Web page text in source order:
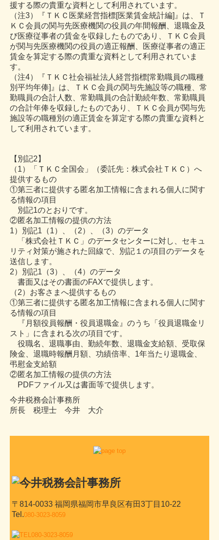
援する際の貴重な資料として利用されています。
（注3）『ＴＫＣ医業経営指標[医業賃金統計編]』は、Ｔ
ＫＣ会員の関与先医療機関の役員の年間報酬、退職金及
び医療従事者の賃金を収録したものであり、ＴＫＣ会員
が関与先医療機関の役員の適正報酬、医療従事者の適正
賃金を算定する際の貴重な資料として利用されていま
す。
（注4）『ＴＫＣ社会福祉法人経営指標[常勤職員の職種
別平均年俸]』は、ＴＫＣ会員の関与先施設等の職種、常
勤職員の合計人数、常勤職員の合計勤続年数、常勤職員
の合計年俸を収録したものであり、ＴＫＣ会員が関与先
施設等の職種別の適正賃金を算定する際の貴重な資料と
して利用されています。
【別記2】
（1）「ＴＫＣ全国会」（委託先：株式会社ＴＫＣ）へ
提供するもの
①第三者に提供する匿名加工情報に含まれる個人に関す
る情報の項目
別記1のとおりです。
②匿名加工情報の提供の方法
1）別記1（1）、（2）、（3）のデータ
「株式会社ＴＫＣ」のデータセンターに対し、セキュ
リティ対策が施された回線で、別記１の項目のデータを
送信します。
2）別記1（3）、（4）のデータ
書面又はその書面のFAXで提供します。
（2）お客さまへ提供するもの
①第三者に提供する匿名加工情報に含まれる個人に関す
る情報の項目
『月額役員報酬・役員退職金』のうち「役員退職金リ
スト」に含まれる次の項目です。
役職名、退職事由、勤続年数、退職金支給額、受取保
険金、退職時報酬月額、功績倍率、1年当たり退職金、
弔慰金支給額
②匿名加工情報の提供の方法
PDFファイル又は書面等で提供します。
今井税務会計事務所
所長 税理士 今井 大介
〒814-0033 福岡県福岡市早良区有田3丁目10-22
Tel.080-3023-8059